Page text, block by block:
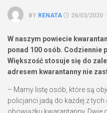
BY RENATA 26/03/2020 ·
W naszym powiecie
ponad 100 osób. Codziennie
Większość stosuje się do
adresem kwarantanny nie
– Mamy listę osób, które są
policjanci jadą do każdej z